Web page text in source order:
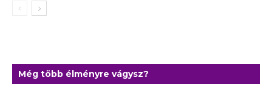
Még több élményre vágysz?